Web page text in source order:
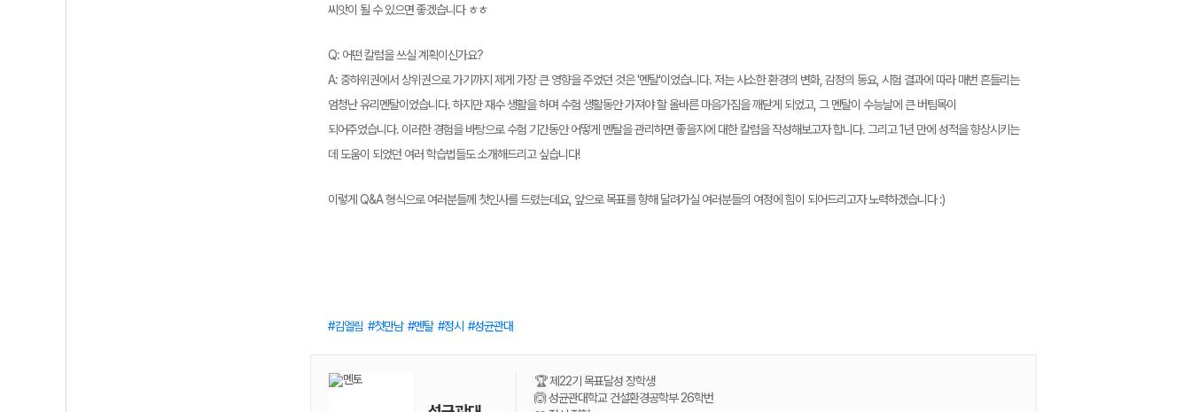
씨앗이 될 수 있으면 좋겠습니다 ㅎㅎ
Q: 어떤 칼럼을 쓰실 계획이신가요?
A: 중하위권에서 상위권으로 가기까지 제게 가장 큰 영향을 주었던 것은 '멘탈'이었습니다. 저는 사소한 환경의 변화, 감정의 동요, 시험 결과에 따라 매번 흔들리는
엄청난 유리멘탈이었습니다. 하지만 재수 생활을 하며 수험 생활동안 가져야 할 올바른 마음가짐을 깨닫게 되었고, 그 멘탈이 수능날에 큰 버팀목이
되어주었습니다. 이러한 경험을 바탕으로 수험 기간동안 어떻게 멘탈을 관리하면 좋을지에 대한 칼럼을 작성해보고자 합니다. 그리고 1년 만에 성적을 향상시키는
데 도움이 되었던 여러 학습법들도 소개해드리고 싶습니다!
이렇게 Q&A 형식으로 여러분들께 첫인사를 드렸는데요, 앞으로 목표를 향해 달려가실 여러분들의 여정에 힘이 되어드리고자 노력하겠습니다 :)
김엘림 첫만남 멘탈 정시 성균관대
🏆 제22기 목표달성 장학생
🙆 성균관대학교 건설환경공학부 26학번